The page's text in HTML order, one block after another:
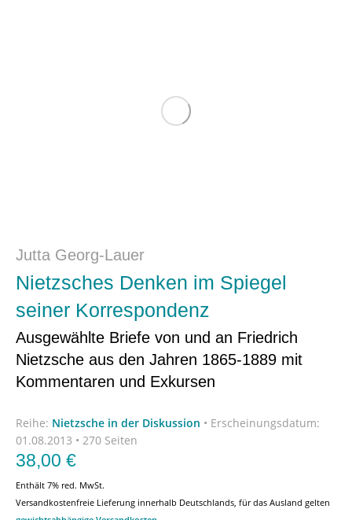
Jutta Georg-Lauer
Nietzsches Denken im Spiegel
seiner Korrespondenz
Ausgewählte Briefe von und an Friedrich
Nietzsche aus den Jahren 1865-1889 mit
Kommentaren und Exkursen
Reihe: Nietzsche in der Diskussion • Erscheinungsdatum:
01.08.2013 • 270 Seiten
38,00 €
Enthält 7% red. MwSt.
Versandkostenfreie Lieferung innerhalb Deutschlands, für das Ausland gelten